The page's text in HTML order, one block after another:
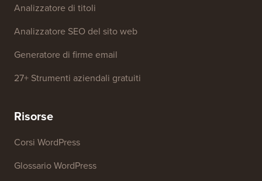
Analizzatore di titoli
Analizzatore SEO del sito web
Generatore di firme email
27+ Strumenti aziendali gratuiti
Risorse
Corsi WordPress
Glossario WordPress